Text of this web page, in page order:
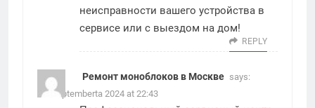
неисправности вашего устройства в
сервисе или с выездом на дом!
REPLY
Ремонт моноблоков в Москве says:
30. Septemberta 2024 at 22:43